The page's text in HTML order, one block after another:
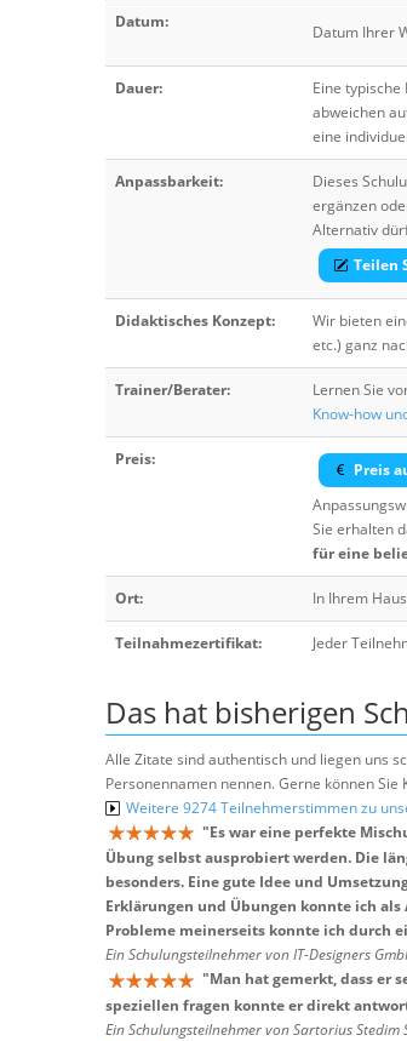
Datum:
Datum Ihrer
Dauer: Eine
abweichen
eine
Anpassbarkeit: Dieses
ergänzen
Alternativ
Teilen
Didaktisches Konzept: Wir bieten
etc.) ganz
Trainer/Berater: Lernen Sie
Know-how
Preis:
Preis
Sie erhalten
für eine
Ort: In Ihrem
Teilnahmezertifikat: Jeder
Das hat bisherigen
Alle Zitate sind authentisch und liegen uns
Personennamen nennen. Gerne können
Weitere 9274 Teilnehmerstimmen zu
"Es war eine perfekte
Übung selbst ausprobiert werden. Die
besonders. Eine gute Idee und
Erklärungen und Übungen konnte ich
Probleme meinerseits konnte ich durch
Ein Schulungsteilnehmer von IT-Designers
"Man hat gemerkt, dass er
speziellen fragen konnte er direkt
Ein Schulungsteilnehmer von Sartorius